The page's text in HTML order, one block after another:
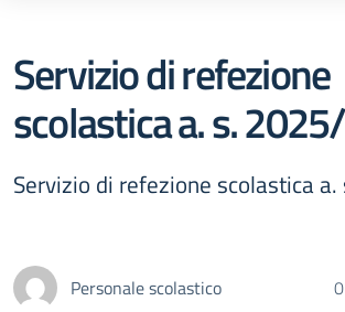
Servizio di refezione
scolastica a. s.
Servizio di refezione scolastica
Personale scolastico 0